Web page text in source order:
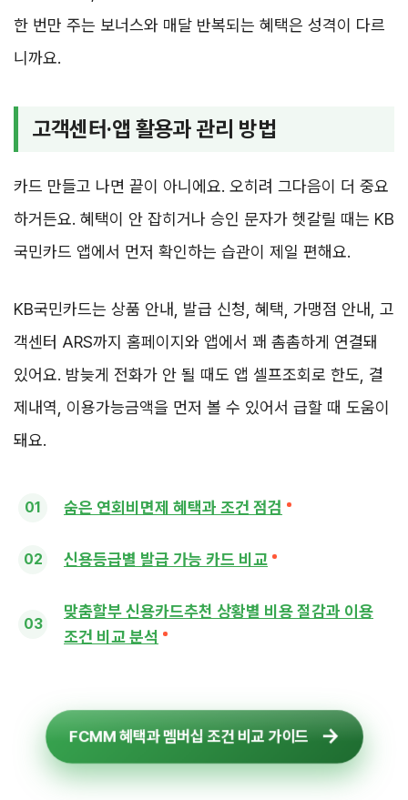
한 번만 주는 보너스와 매달 반복되는 혜택은 성격이 다르
니까요.
고객센터·앱 활용과 관리 방법
카드 만들고 나면 끝이 아니에요. 오히려 그다음이 더 중요
하거든요. 혜택이 안 잡히거나 승인 문자가 헷갈릴 때는 KB
국민카드 앱에서 먼저 확인하는 습관이 제일 편해요.
KB국민카드는 상품 안내, 발급 신청, 혜택, 가맹점 안내, 고
객센터 ARS까지 홈페이지와 앱에서 꽤 촘촘하게 연결돼
있어요. 밤늦게 전화가 안 될 때도 앱 셀프조회로 한도, 결
제내역, 이용가능금액을 먼저 볼 수 있어서 급할 때 도움이
돼요.
숨은 연회비면제 혜택과 조건 점검
신용등급별 발급 가능 카드 비교
맞춤할부 신용카드추천 상황별 비용 절감과 이용
조건 비교 분석
FCMM 혜택과 멤버십 조건 비교 가이드